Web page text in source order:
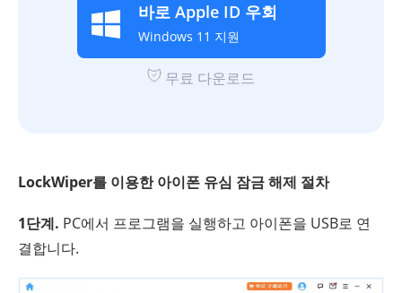
바로 Apple ID 우회
Windows 11 지원
무료 다운로드
LockWiper를 이용한 아이폰 유심 잠금 해제 절차
1단계. PC에서 프로그램을 실행하고 아이폰을 USB로 연
결합니다.